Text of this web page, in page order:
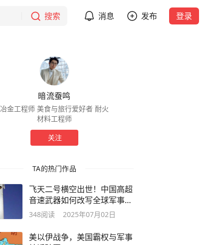
搜索 消息 发布 登录
暗流蚕鸣
冶金工程师 美食与旅行爱好者 耐火
材料工程师
关注
TA的热门作品
飞天二号横空出世！中国高超
音速武器如何改写全球军事规
则？
348阅读 2025年07月02日
美以伊战争，美国霸权与军事